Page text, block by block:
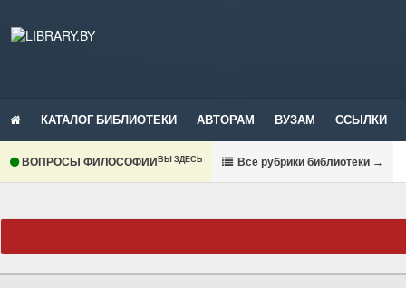
КАТАЛОГ БИБЛИОТЕКИ АВТОРАМ ВУЗАМ ССЫЛКИ
ВОПРОСЫ ФИЛОСОФИИВЫ ЗДЕСЬ Все рубрики библиотеки →